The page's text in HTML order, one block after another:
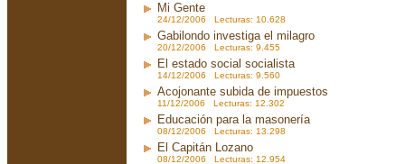
Mi Gente
24/12/2006 Lecturas: 10.628
Gabilondo investiga el milagro
20/12/2006 Lecturas: 9.455
El estado social socialista
14/12/2006 Lecturas: 9.560
Acojonante subida de impuestos
11/12/2006 Lecturas: 12.302
Educación para la masonería
08/12/2006 Lecturas: 13.298
El Capitán Lozano
08/12/2006 Lecturas: 12.954